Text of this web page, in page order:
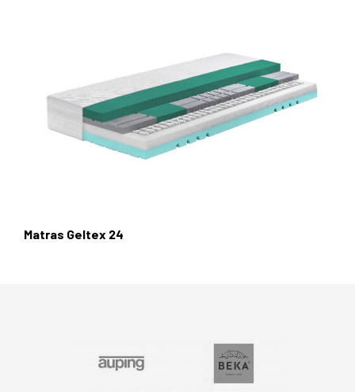
Matras Geltex 24